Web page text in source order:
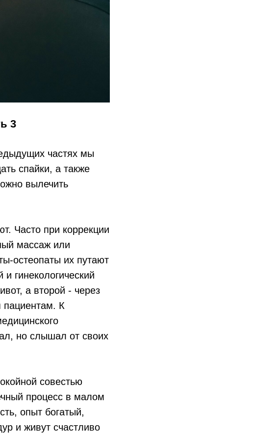
3
частях мы
спайки, а также
вылечить
Часто при коррекции
массаж или
остеопаты их путают
гинекологический
а второй - через
пациентам. К
но слышал от своих
совестью
процесс в малом
опыт богатый,
и живут счастливо